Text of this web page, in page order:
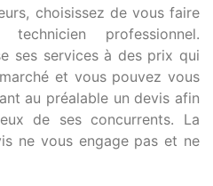
choisissez de vous faire
professionnel.
ses services à des prix qui
et vous pouvez vous
au préalable un devis afin
de ses concurrents. La
ne vous engage pas et ne